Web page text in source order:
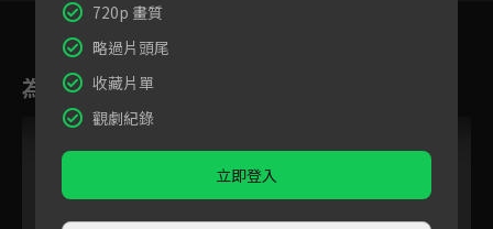
4
為您推薦
720p 畫質
略過片頭尾
收藏片單
觀劇紀錄
立即登入